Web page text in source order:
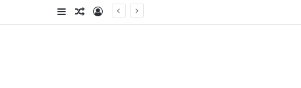
تسجيل الدخول
مقال عشوائي
إضافة عمود